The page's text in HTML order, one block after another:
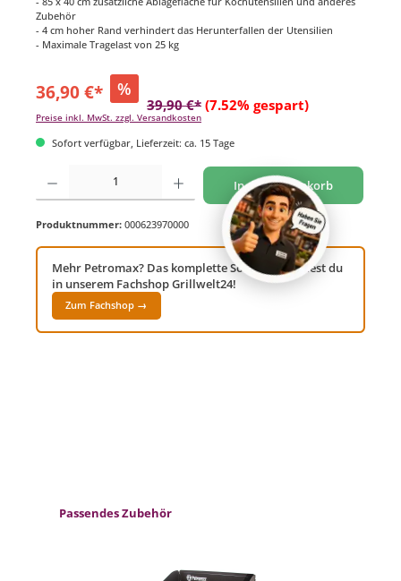
Zubehör
- 4 cm hoher Rand verhindert das Herunterfallen der Utensilien
- Maximale Tragelast von 25 kg
36,90 €* %
39,90 €* (7.52% gespart)
Preise inkl. MwSt. zzgl. Versandkosten
Sofort verfügbar, Lieferzeit: ca. 15 Tage
Produkt Anzahl: Gib den gewünschten Wert ein oder benutze die Schaltflächen um
In den Warenkorb
Produktnummer: 000623970000
Mehr Petromax? Das komplette Sortiment findest du
in unserem Fachshop Grillwelt24!
Zum Fachshop →
Produktgalerie überspringen
Passendes Zubehör